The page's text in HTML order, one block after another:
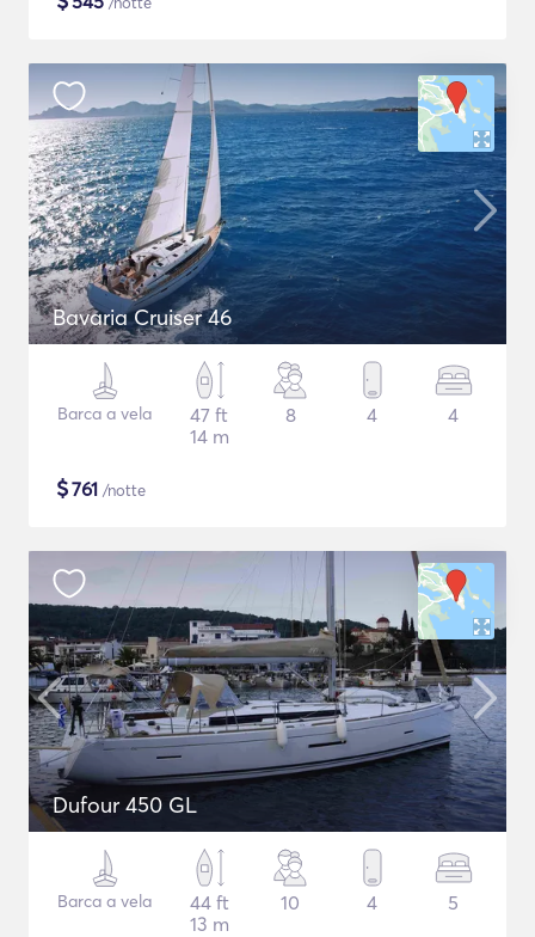
Bavaria Cruiser 46
Barca a vela
47 ft
14 m
8 4 4
$761 /notte
Dufour 450 GL
Barca a vela
44 ft
13 m
10 4 5